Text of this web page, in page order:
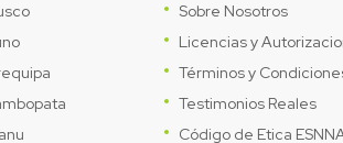
Sobre Nosotros
Licencias y
Términos y
Testimonios Reales
Código de Etica